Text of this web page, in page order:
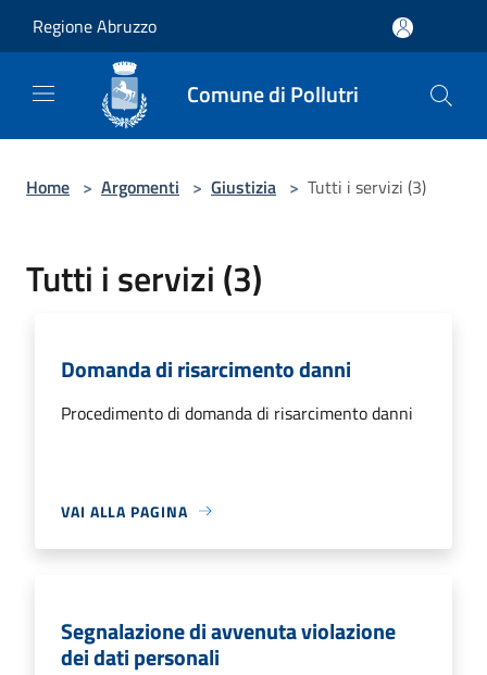
Regione Abruzzo
Comune di Pollutri
Home > Argomenti > Giustizia > Tutti i servizi (3)
Tutti i servizi (3)
Domanda di risarcimento danni
Procedimento di domanda di risarcimento danni
VAI ALLA PAGINA
Segnalazione di avvenuta violazione
dei dati personali